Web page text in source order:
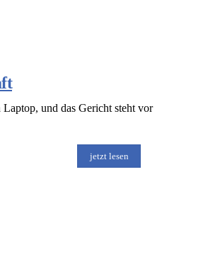
und das Gericht steht vor
jetzt lesen